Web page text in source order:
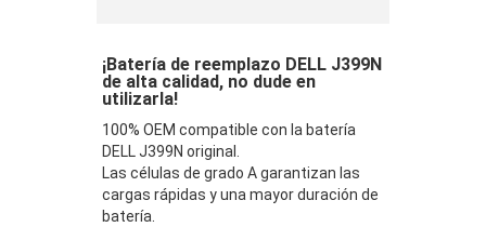
¡Batería de reemplazo DELL J399N
de alta calidad, no dude en
utilizarla!
100% OEM compatible con la batería
DELL J399N original.
Las células de grado A garantizan las
cargas rápidas y una mayor duración de
batería.